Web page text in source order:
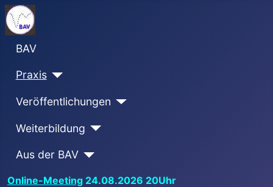
BAV
Praxis
Veröffentlichungen
Weiterbildung
Aus der BAV
Online-Meeting 24.08.2026 20Uhr